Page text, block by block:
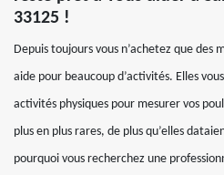
33125 !
Depuis toujours vous n’achetez que des
aide pour beaucoup d’activités. Elles
activités physiques pour mesurer vos
plus en plus rares, de plus qu’elles
pourquoi vous recherchez une